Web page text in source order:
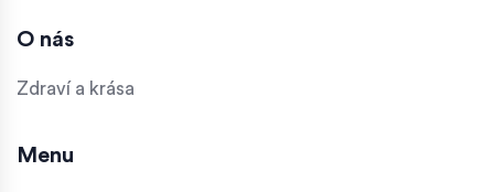
O nás
Zdraví a krása
Menu